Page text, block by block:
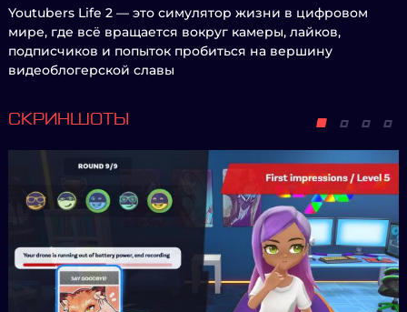
Youtubers Life 2 — это симулятор жизни в цифровом
мире, где всё вращается вокруг камеры, лайков,
подписчиков и попыток пробиться на вершину
видеоблогерской славы
СКРИНШОТЫ